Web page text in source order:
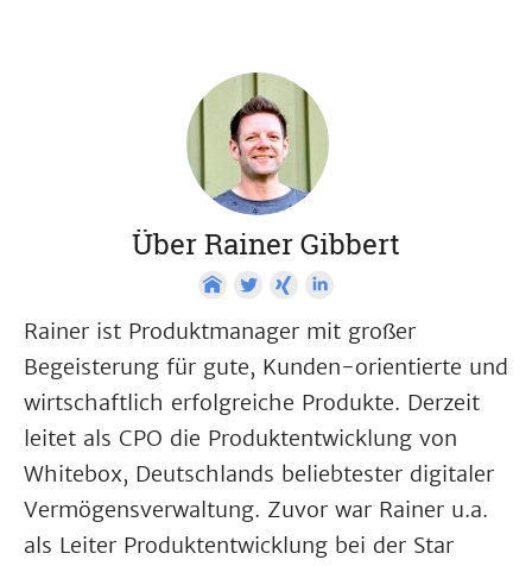
Über Rainer Gibbert
Rainer ist Produktmanager mit großer
Begeisterung für gute, Kunden-orientierte und
wirtschaftlich erfolgreiche Produkte. Derzeit
leitet als CPO die Produktentwicklung von
Whitebox, Deutschlands beliebtester digitaler
Vermögensverwaltung. Zuvor war Rainer u.a.
als Leiter Produktentwicklung bei der Star